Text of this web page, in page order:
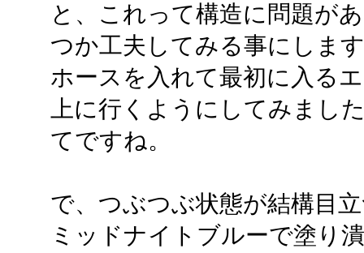
と、これって構造に問題が
つか工夫してみる事にしま
ホースを入れて最初に入る
上に行くようにしてみまし
てですね。
で、つぶつぶ状態が結構目
ミッドナイトブルーで塗り